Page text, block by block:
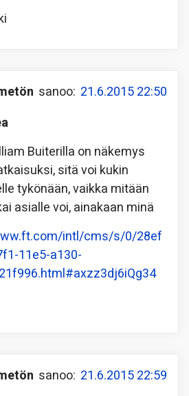
sanoo: 21.6.2015 22:50
Buiterilla on näkemys
sitä voi kukin
tykönään, vaikka mitään
asialle voi, ainakaan minä
intl/cms/s/0/28ef
11e5-a130-
sanoo: 21.6.2015 22:59